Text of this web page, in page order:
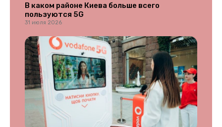
В каком районе Киева больше всего
пользуются 5G
31 июля 2026